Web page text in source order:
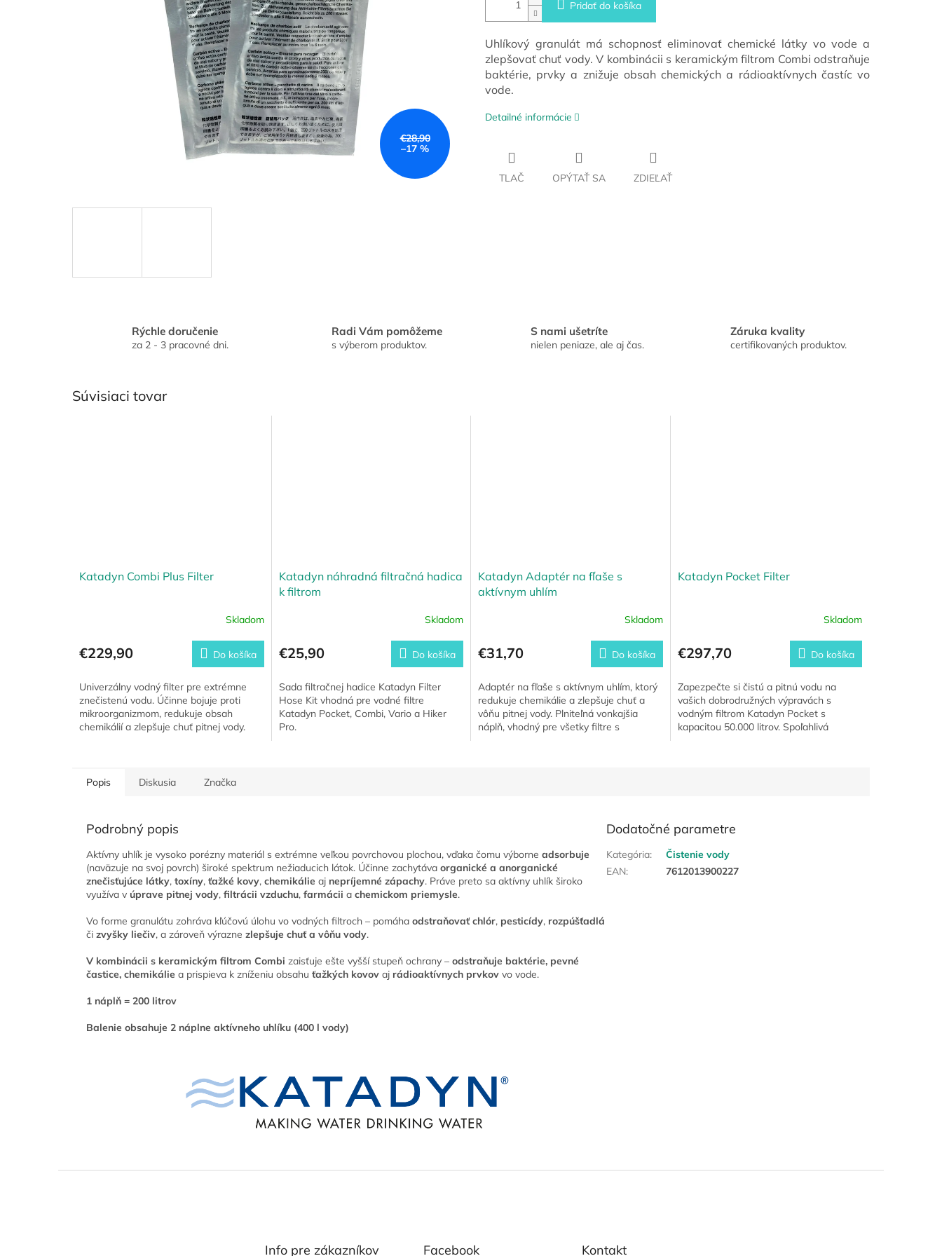
€28,90
–17 %
Pridať do košíka
Uhlíkový granulát má schopnosť eliminovať chemické látky vo vode a
zlepšovať chuť vody. V kombinácii s keramickým filtrom Combi odstraňuje
baktérie, prvky a znižuje obsah chemických a rádioaktívnych častíc vo
vode.
Detailné informácie
TLAČ OPÝTAŤ SA ZDIEĽAŤ
Rýchle doručenie
za 2 - 3 pracovné dni.
Radi Vám pomôžeme
s výberom produktov.
S nami ušetríte
nielen peniaze, ale aj čas.
Záruka kvality
certifikovaných produktov.
Súvisiaci tovar
Katadyn Combi Plus Filter
Skladom
€229,90 Do košíka
Univerzálny vodný filter pre extrémne
znečistenú vodu. Účinne bojuje proti
mikroorganizmom, redukuje obsah
chemikálií a zlepšuje chuť pitnej vody.
Katadyn náhradná filtračná hadica
k filtrom
Skladom
€25,90 Do košíka
Sada filtračnej hadice Katadyn Filter
Hose Kit vhodná pre vodné filtre
Katadyn Pocket, Combi, Vario a Hiker
Pro.
Katadyn Adaptér na fľaše s
aktívnym uhlím
Skladom
€31,70 Do košíka
Adaptér na fľaše s aktívnym uhlím, ktorý
redukuje chemikálie a zlepšuje chuť a
vôňu pitnej vody. Plniteľná vonkajšia
náplň, vhodný pre všetky filtre s
Katadyn Pocket Filter
Skladom
€297,70 Do košíka
Zapezpečte si čistú a pitnú vodu na
vašich dobrodružných výpravách s
vodným filtrom Katadyn Pocket s
kapacitou 50.000 litrov. Spoľahlivá
Popis Diskusia Značka
Podrobný popis
Aktívny uhlík je vysoko porézny materiál s extrémne veľkou povrchovou plochou, vďaka čomu výborne adsorbuje
(naväzuje na svoj povrch) široké spektrum nežiaducich látok. Účinne zachytáva organické a anorganické
znečisťujúce látky, toxíny, ťažké kovy, chemikálie aj nepríjemné zápachy. Práve preto sa aktívny uhlík široko
využíva v úprave pitnej vody, filtrácii vzduchu, farmácii a chemickom priemysle.
Vo forme granulátu zohráva kľúčovú úlohu vo vodných filtroch – pomáha odstraňovať chlór, pesticídy, rozpúšťadlá
či zvyšky liečiv, a zároveň výrazne zlepšuje chuť a vôňu vody.
V kombinácii s keramickým filtrom Combi zaisťuje ešte vyšší stupeň ochrany – odstraňuje baktérie, pevné
častice, chemikálie a prispieva k zníženiu obsahu ťažkých kovov aj rádioaktívnych prvkov vo vode.
1 náplň = 200 litrov
Balenie obsahuje 2 náplne aktívneho uhlíku (400 l vody)
Dodatočné parametre
Kategória:
Čistenie vody
EAN: 7612013900227
Info pre zákazníkov Facebook Kontakt